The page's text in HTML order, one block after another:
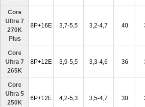
Core
Ultra 7
270K
Plus
8P+16E 3,7-5,5 3,2-4,7 40
Core
Ultra 7
265K
8P+12E 3,9-5,5 3,3-4,6 36
Core
Ultra 5
250K
6P+12E 4,2-5,3 3,5-4,7 30